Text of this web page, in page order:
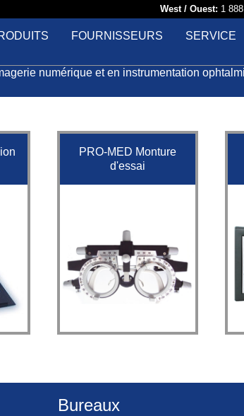
West / Ouest: 1
FOURNISSEURS SERVICE
numérique et en instrumentation
PRO-MED Monture
d'essai
Bureaux